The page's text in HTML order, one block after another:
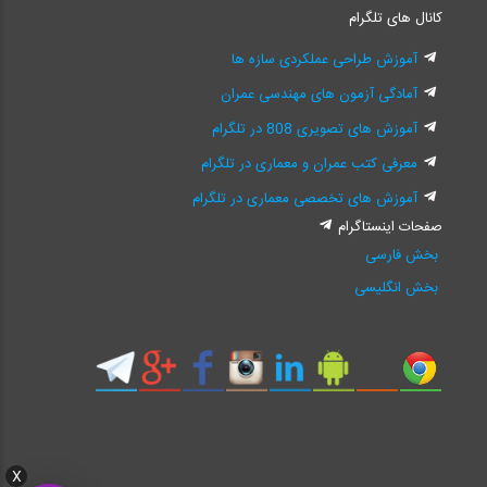
X
کانال های تلگرام
آموزش طراحی عملکردی سازه ها
آمادگی آزمون های مهندسی عمران
آموزش های تصویری 808 در تلگرام
معرفی کتب عمران و معماری در تلگرام
آموزش های تخصصی معماری در تلگرام
صفحات اینستاگرام
بخش فارسی
بخش انگلیسی